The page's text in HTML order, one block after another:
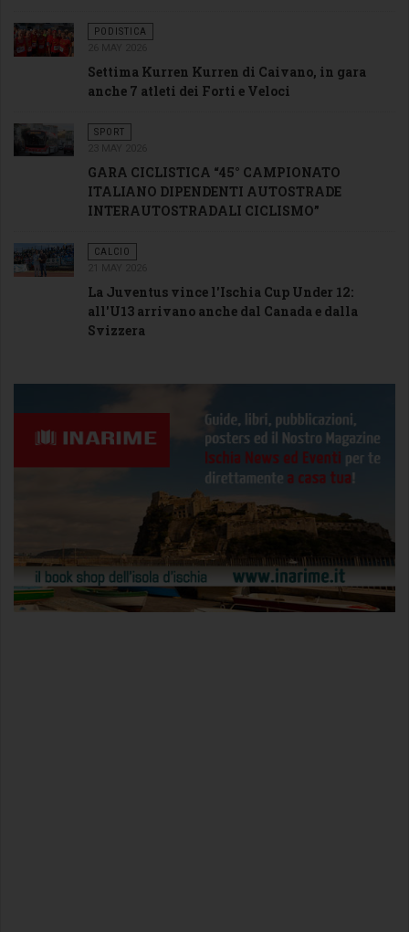
PODISTICA
Settima Kurren Kurren di Caivano, in gara
anche 7 atleti dei Forti e Veloci
SPORT
GARA CICLISTICA “45° CAMPIONATO
ITALIANO DIPENDENTI AUTOSTRADE
INTERAUTOSTRADALI CICLISMO”
CALCIO
La Juventus vince l'Ischia Cup Under 12:
all'U13 arrivano anche dal Canada e dalla
Svizzera